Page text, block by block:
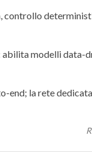
controllo
abilita modellidata-
end; la rete